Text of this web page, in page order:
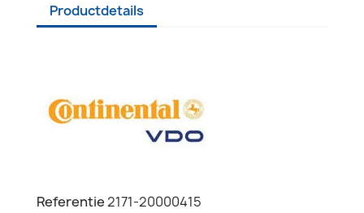
Productdetails
Referentie2171-20000415